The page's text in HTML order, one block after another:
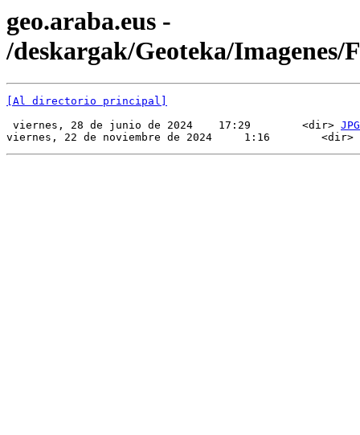
geo.araba.eus -
/deskargak/Geoteka/Imagenes/
[Al directorio principal]
viernes, 28 de junio de 2024    17:29        <dir> JPG
viernes, 22 de noviembre de 2024     1:16        <dir>